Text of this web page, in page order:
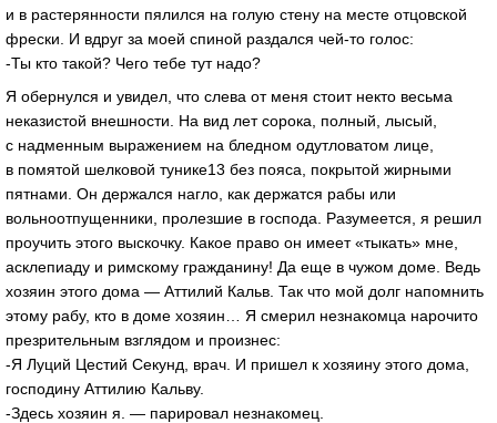
и в растерянности пялился на голую стену на месте отцовской
фрески. И вдруг за моей спиной раздался чей-то голос:
-Ты кто такой? Чего тебе тут надо?
Я обернулся и увидел, что слева от меня стоит некто весьма
неказистой внешности. На вид лет сорока, полный, лысый,
с надменным выражением на бледном одутловатом лице,
в помятой шелковой тунике13 без пояса, покрытой жирными
пятнами. Он держался нагло, как держатся рабы или
вольноотпущенники, пролезшие в господа. Разумеется, я решил
проучить этого выскочку. Какое право он имеет «тыкать» мне,
асклепиаду и римскому гражданину! Да еще в чужом доме. Ведь
хозяин этого дома — Аттилий Кальв. Так что мой долг напомнить
этому рабу, кто в доме хозяин… Я смерил незнакомца нарочито
презрительным взглядом и произнес:
-Я Луций Цестий Секунд, врач. И пришел к хозяину этого дома,
господину Аттилию Кальву.
-Здесь хозяин я. — парировал незнакомец.